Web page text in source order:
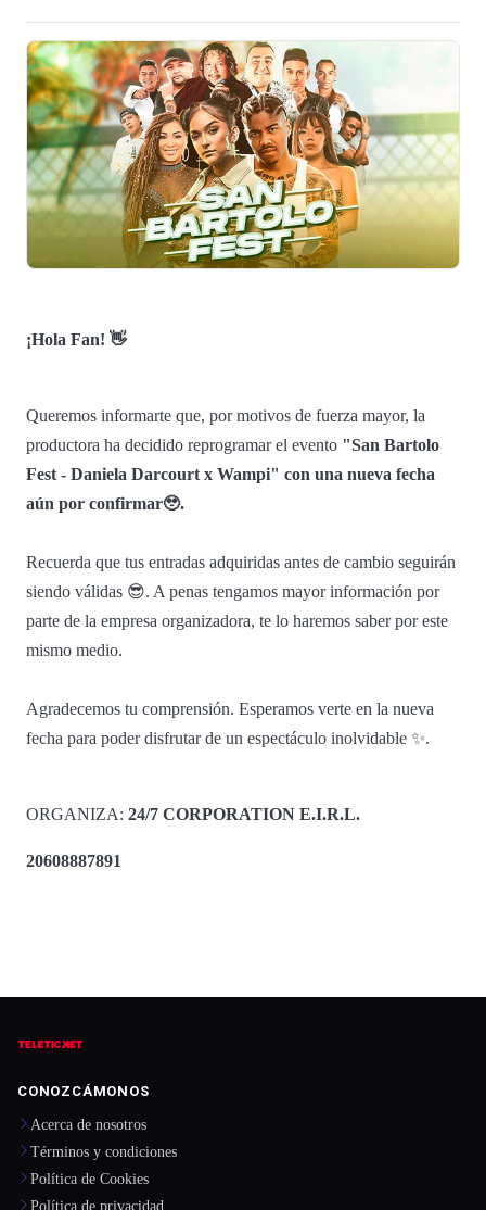
¡Hola Fan! 👋
Queremos informarte que, por motivos de fuerza mayor, la
productora ha decidido reprogramar el evento "San Bartolo
Fest - Daniela Darcourt x Wampi" con una nueva fecha
aún por confirmar🥹.
Recuerda que tus entradas adquiridas antes de cambio seguirán
siendo válidas 😎. A penas tengamos mayor información por
parte de la empresa organizadora, te lo haremos saber por este
mismo medio.
Agradecemos tu comprensión. Esperamos verte en la nueva
fecha para poder disfrutar de un espectáculo inolvidable ✨.
ORGANIZA: 24/7 CORPORATION E.I.R.L.
20608887891
CONOZCÁMONOS
Acerca de nosotros
Términos y condiciones
Política de Cookies
Política de privacidad